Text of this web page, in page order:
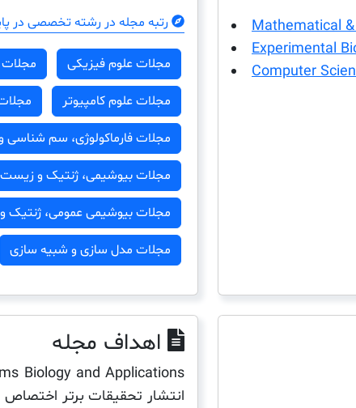
Mathematical
Experimental
Computer
رتبه مجله در رشته تخصصی در
مجلات علوم فیزیکی
مجلات علوم کامپیوتر
مجلات فارماکولوژی، سم شناسی
مجلات بیوشیمی، ژنتیک و
مجلات بیوشیمی عمومی،
مجلات مدل سازی و شبیه سازی
اهداف مجله
انتشار تحقیقات برتر